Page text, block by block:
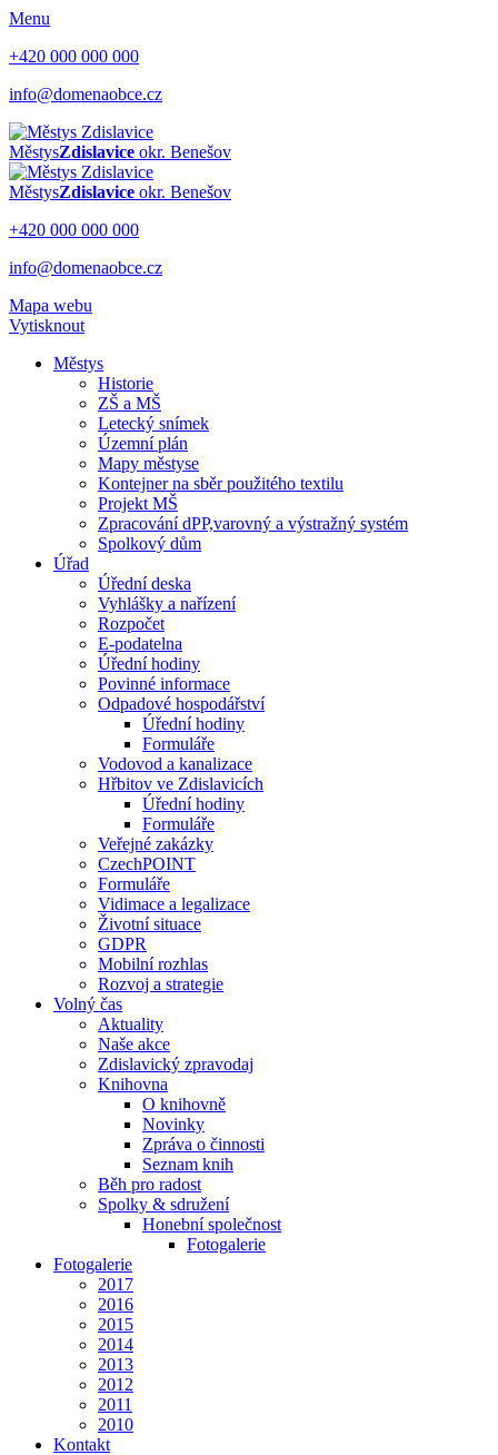
Menu
+420 000 000 000
info@domenaobce.cz
MěstysZdislavice okr. Benešov
MěstysZdislavice okr. Benešov
+420 000 000 000
info@domenaobce.cz
Mapa webu
Vytisknout
Městys
Historie
ZŠ a MŠ
Letecký snímek
Územní plán
Mapy městyse
Kontejner na sběr použitého textilu
Projekt MŠ
Zpracování dPP,varovný a výstražný systém
Spolkový dům
Úřad
Úřední deska
Vyhlášky a nařízení
Rozpočet
E-podatelna
Úřední hodiny
Povinné informace
Odpadové hospodářství
Úřední hodiny
Formuláře
Vodovod a kanalizace
Hřbitov ve Zdislavicích
Úřední hodiny
Formuláře
Veřejné zakázky
CzechPOINT
Formuláře
Vidimace a legalizace
Životní situace
GDPR
Mobilní rozhlas
Rozvoj a strategie
Volný čas
Aktuality
Naše akce
Zdislavický zpravodaj
Knihovna
O knihovně
Novinky
Zpráva o činnosti
Seznam knih
Běh pro radost
Spolky & sdružení
Honební společnost
Fotogalerie
Fotogalerie
2017
2016
2015
2014
2013
2012
2011
2010
Kontakt